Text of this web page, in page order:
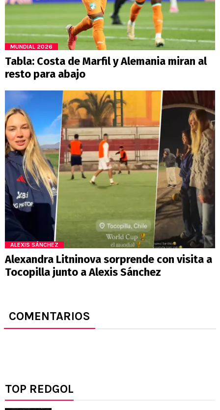
MUNDIAL 2026
Tabla: Costa de Marfil y Alemania miran al
resto para abajo
ALEXIS SÁNCHEZ
Alexandra Litninova sorprende con visita a
Tocopilla junto a Alexis Sánchez
COMENTARIOS
TOP REDGOL